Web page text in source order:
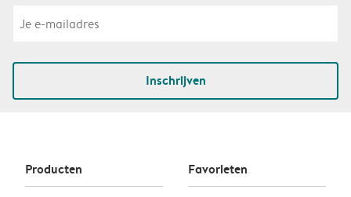
Inschrijven
Producten Favorieten